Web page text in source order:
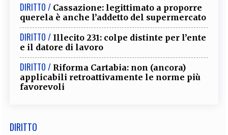
DIRITTO / Cassazione: legittimato a proporre
querela è anche l’addetto del supermercato
DIRITTO / Illecito 231: colpe distinte per l’ente
e il datore di lavoro
DIRITTO / Riforma Cartabia: non (ancora)
applicabili retroattivamente le norme più
favorevoli
DIRITTO